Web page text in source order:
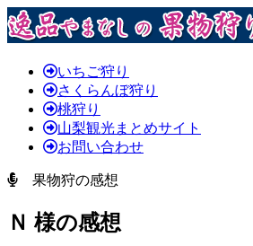
いちご狩り
さくらんぼ狩り
桃狩り
山梨観光まとめサイト
お問い合わせ
果物狩の感想
Ｎ 様の感想